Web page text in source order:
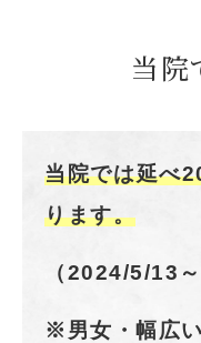
当院
当院では延べ
ります。
（2024/5/13
※男女・幅広